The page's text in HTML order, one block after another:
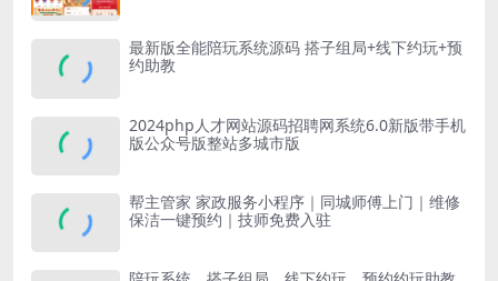
最新版全能陪玩系统源码 搭子组局+线下约玩+预
约助教
2024php人才网站源码招聘网系统6.0新版带手机
版公众号版整站多城市版
帮主管家 家政服务小程序｜同城师傅上门｜维修
保洁一键预约｜技师免费入驻